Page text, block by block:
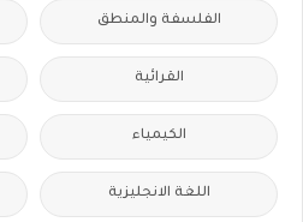
الفلسفة والمنطق
القرائية
الكيمياء
اللغة الانجليزية